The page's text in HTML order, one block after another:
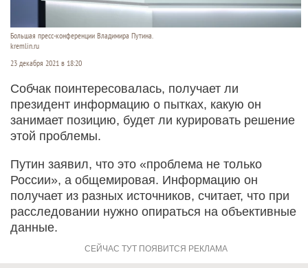
Большая пресс-конференции Владимира Путина.
kremlin.ru
23 декабря 2021 в 18:20
Собчак поинтересовалась, получает ли
президент информацию о пытках, какую он
занимает позицию, будет ли курировать решение
этой проблемы.
Путин заявил, что это «проблема не только
России», а общемировая. Информацию он
получает из разных источников, считает, что при
расследовании нужно опираться на объективные
данные.